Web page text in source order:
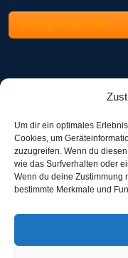
Um dir ein optimales
Cookies, um
zuzugreifen. Wenn du
wie das Surfverhalten oder
Wenn du deine Zustimmung
bestimmte Merkmale und
Vertrag widerrufen